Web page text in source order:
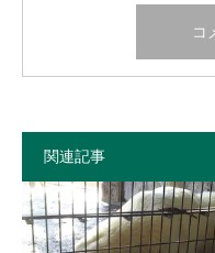
関連記事